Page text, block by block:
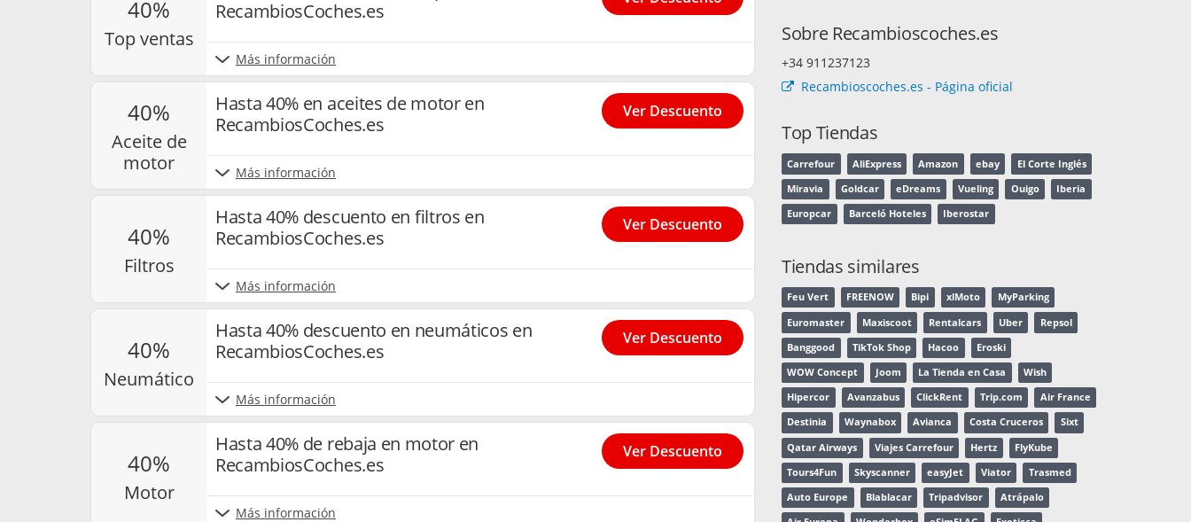
40%
top ventas
RecambiosCoches.es
Más información
40%
aceite de
motor
Hasta 40% en aceites de motor en
RecambiosCoches.es
Más información
Ver Descuento
40%
filtros
Hasta 40% descuento en filtros en
RecambiosCoches.es
Más información
Ver Descuento
40%
neumático
Hasta 40% descuento en neumáticos en
RecambiosCoches.es
Más información
Ver Descuento
40%
motor
Hasta 40% de rebaja en motor en
RecambiosCoches.es
Más información
Ver Descuento
Sobre Recambioscoches.es
+34 911237123
Recambioscoches.es - Página oficial
Top Tiendas
Carrefour AliExpress Amazon ebay El Corte Inglés
Miravia Goldcar eDreams Vueling Ouigo Iberia
Europcar Barceló Hoteles Iberostar
Tiendas similares
Feu Vert FREENOW Bipi xlMoto MyParking
Euromaster Maxiscoot Rentalcars Uber Repsol
Banggood TikTok Shop Hacoo Eroski
WOW Concept Joom La Tienda en Casa Wish
Hipercor Avanzabus ClickRent Trip.com Air France
Destinia Waynabox Avianca Costa Cruceros Sixt
Qatar Airways Viajes Carrefour Hertz FlyKube
Tours4Fun Skyscanner easyJet Viator Trasmed
Auto Europe Blablacar Tripadvisor Atrápalo